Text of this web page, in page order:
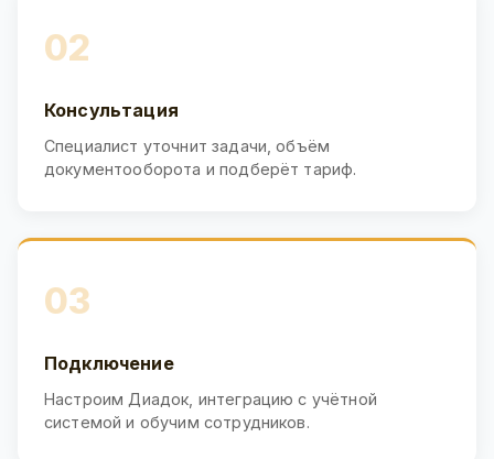
02
Консультация
Специалист уточнит задачи, объём
документооборота и подберёт тариф.
03
Подключение
Настроим Диадок, интеграцию с учётной
системой и обучим сотрудников.